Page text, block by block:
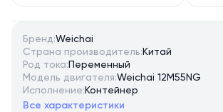
Бренд:Weichai
Страна производитель: Китай
Род тока: Переменный
Модель двигателя:Weichai 12M55NG
Исполнение: Контейнер
Все характеристики